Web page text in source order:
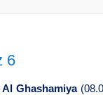
6
Al Ghashamiya